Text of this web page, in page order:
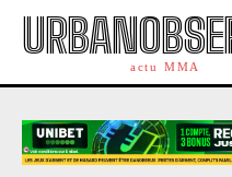
actu MMA